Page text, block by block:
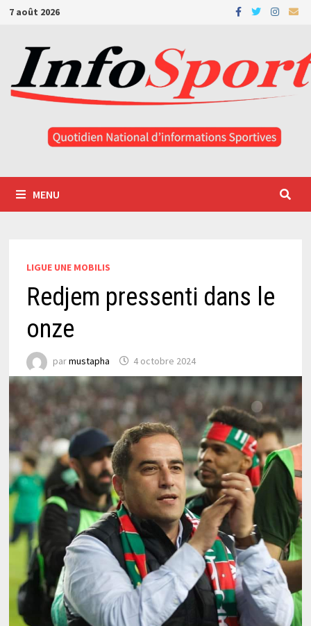
Passer
contenu
7 août 2026
MENU
LIGUE UNE MOBILIS
Redjem pressenti dans le
onze
parmustapha 4 octobre 2024